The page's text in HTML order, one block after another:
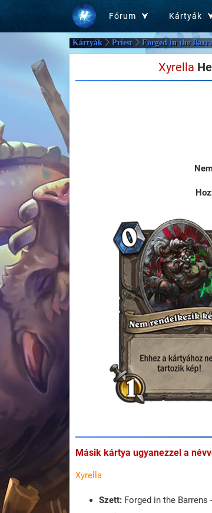
Fórum Kártyák
Kártyák Priest Forged in the
Xyrella
Másik kártya ugyanezzel a
Xyrella
Szett: Forged in the Barrens -